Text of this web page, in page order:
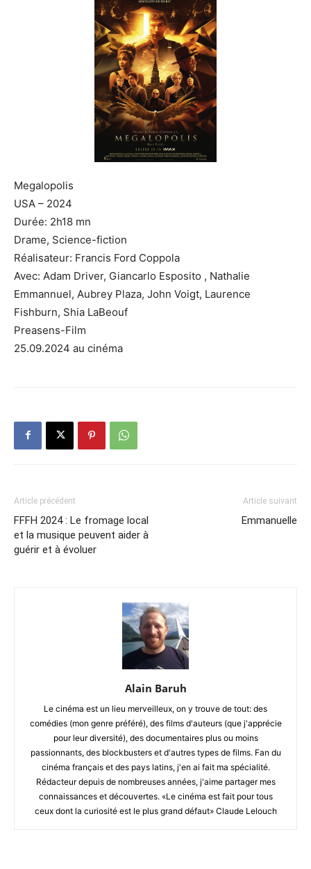
Megalopolis
USA – 2024
Durée: 2h18 mn
Drame, Science-fiction
Réalisateur: Francis Ford Coppola
Avec: Adam Driver, Giancarlo Esposito , Nathalie
Emmannuel, Aubrey Plaza, John Voigt, Laurence
Fishburn, Shia LaBeouf
Preasens-Film
25.09.2024 au cinéma
Article précédent
FFFH 2024 : Le fromage local
et la musique peuvent aider à
guérir et à évoluer
Article suivant
Emmanuelle
Alain Baruh
Le cinéma est un lieu merveilleux, on y trouve de tout: des
comédies (mon genre préféré), des films d'auteurs (que j'apprécie
pour leur diversité), des documentaires plus ou moins
passionnants, des blockbusters et d'autres types de films. Fan du
cinéma français et des pays latins, j'en ai fait ma spécialité.
Rédacteur depuis de nombreuses années, j'aime partager mes
connaissances et découvertes. «Le cinéma est fait pour tous
ceux dont la curiosité est le plus grand défaut» Claude Lelouch